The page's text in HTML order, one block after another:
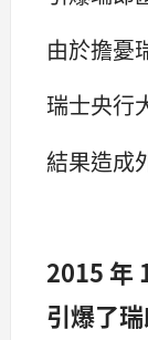
由於擔憂
瑞士央行
結果造成
2015 年
引爆了